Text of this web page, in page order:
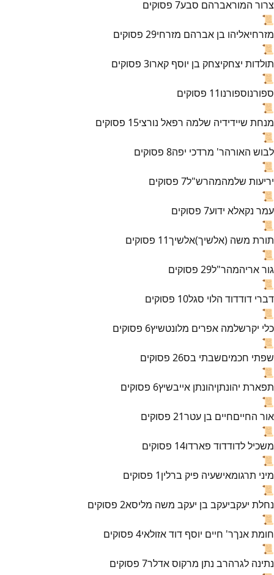
צרור המוראברהם סבע7 פסוקים
📜
מזרחיאליהו בן אברהם מזרחי29 פסוקים
📜
תולדות יצחקיצחק בן יוסף קארו3 פסוקים
📜
ספורנוספורנו11 פסוקים
📜
מנחת שיידידיה שלמה רפאל נורצי15 פסוקים
📜
לבוש האורהר' מרדכי יפה8 פסוקים
📜
יריעות שלמהמהרש"ל7 פסוקים
📜
עמר נקאלא ידוע7 פסוקים
📜
תורת משה (אלשיך)אלשיך11 פסוקים
📜
גור אריהמהר"ל29 פסוקים
📜
דברי דודדוד הלוי סגל10 פסוקים
📜
כלי יקרשלמה אפרים מלונטשיץ6 פסוקים
📜
שפתי חכמיםשבתי בס26 פסוקים
📜
תפארת יהונתןיהונתן אייבשיץ6 פסוקים
📜
אור החייםחיים בן עטר21 פסוקים
📜
משכיל לדודדוד פארדו14 פסוקים
📜
מיני תרגומאישעיה פיק ברלין1 פסוקים
📜
נחלת יעקביעקב בן יעקב משה מליסא2 פסוקים
📜
חומת אנךר' חיים יוסף דוד אזולאי4 פסוקים
📜
נתינה לגרהרב נתן מרקוס אדלר7 פסוקים